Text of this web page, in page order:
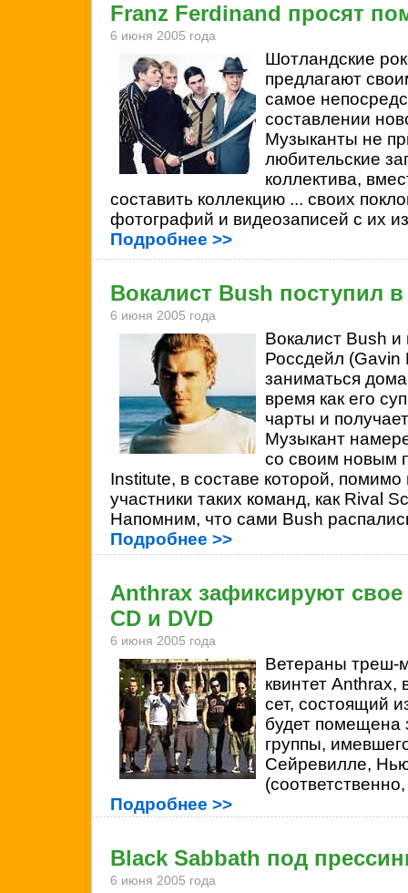
Franz Ferdinand просят
6 июня 2005 года
Шотландские
предлагают
самое
составлении
Музыканты не
любительские
коллектива,
составить коллекцию ... своих
фотографий и видеозаписей с их
Подробнее >>
Вокалист Bush поступил
6 июня 2005 года
Вокалист Bush
Россдейл (Gavin
заниматься
время как его
чарты и
Музыкант
со своим новым
Institute, в составе которой, помимо
участники таких команд, как Rival
Напомним, что сами Bush
Подробнее >>
Anthrax зафиксируют
CD и DVD
6 июня 2005 года
Ветераны треш-
квинтет Anthrax,
сет, состоящий
будет помещена
группы,
Сейревилле,
Подробнее >>
Black Sabbath под
6 июня 2005 года